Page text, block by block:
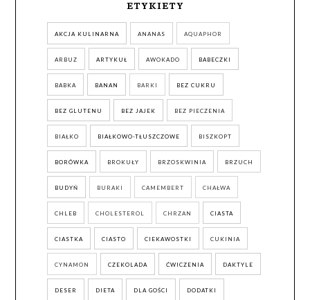
ETYKIETY
AKCJA KULINARNA ANANAS AQUAPHOR
ARBUZ ARTYKUŁ AWOKADO BABECZKI
BABKA BANAN BARKI BEZ CUKRU
BEZ GLUTENU BEZ JAJEK BEZ PIECZENIA
BIAŁKO BIAŁKOWO-TŁUSZCZOWE BISZKOPT
BORÓWKA BROKUŁY BRZOSKWINIA BRZUCH
BUDYŃ BURAKI CAMEMBERT CHAŁWA
CHLEB CHOLESTEROL CHRZAN CIASTA
CIASTKA CIASTO CIEKAWOSTKI CUKINIA
CYNAMON CZEKOLADA ĆWICZENIA DAKTYLE
DESER DIETA DLA GOŚCI DODATKI